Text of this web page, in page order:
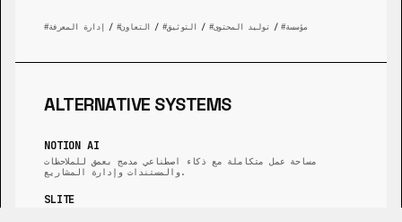
إدارة المعرفة / التعاون / التوثيق / توليد المحتوى / مؤسسة
ALTERNATIVE SYSTEMS
NOTION AI
مساحة عمل متكاملة مع ذكاء اصطناعي مدمج بعمق للملاحظات
والمستندات وإدارة المشاريع.
SLITE